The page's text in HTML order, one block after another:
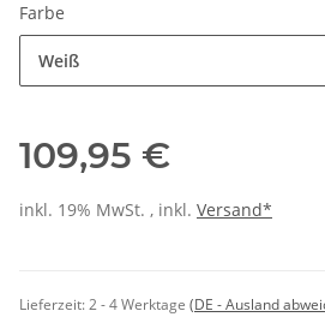
Farbe
Weiß
109,95 €
inkl. 19% MwSt. , inkl. Versand*
Lieferzeit:2 - 4 Werktage (DE - Ausland